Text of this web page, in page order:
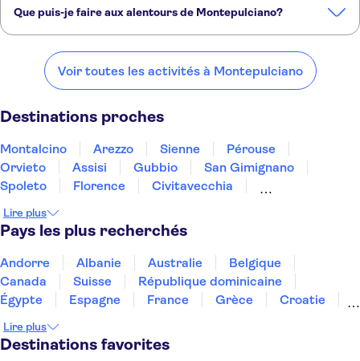
Que puis-je faire aux alentours de Montepulciano?
Montepulciano:
Montalcino
Voir toutes les activités à Montepulciano
Destinations proches
Montalcino Arezzo Sienne
Pérouse
Orvieto
Assisi Gubbio
San Gimignano
Spoleto
Florence
Civitavecchia
Lire plus
Pays les plus recherchés
Andorre Albanie Australie
Belgique
Canada
Suisse
République dominicaine
Égypte
Espagne France Grèce
Croatie
Thaïlande
Tunisie
Lire plus
Destinations favorites